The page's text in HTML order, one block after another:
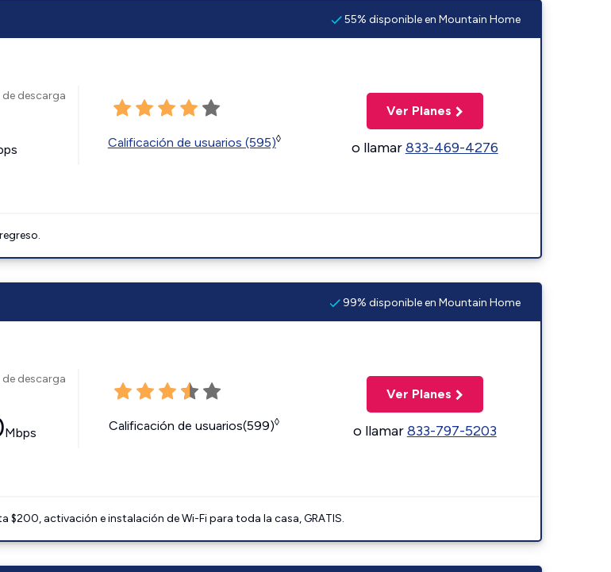
55% disponible en Mountain Home
descarga
Calificación de usuarios (595)◊
Ver Planes
o llamar833-469-4276
99% disponible en Mountain Home
descarga
Mbps Calificación de usuarios(599)◊
Ver Planes
o llamar833-797-5203
activación e instalación de Wi-Fi para toda la casa, GRATIS.